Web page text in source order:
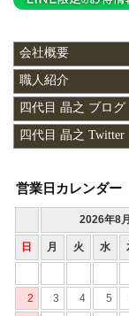
会社概要
職人紹介
四代目 晶之 ブログ
四代目 晶之 Twitter
営業日カレンダー